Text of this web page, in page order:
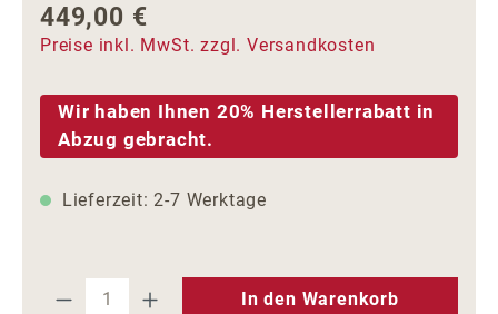
Regulärer Preis:
449,00 €
Preise inkl. MwSt. zzgl. Versandkosten
Wir haben Ihnen 20% Herstellerrabatt in
Abzug gebracht.
Lieferzeit: 2-7 Werktage
Produkt Anzahl: Gib den
In den Warenkorb